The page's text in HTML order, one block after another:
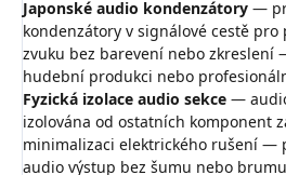
Japonské audio kondenzátory —
kondenzátory v signálové cestě
zvuku bez barevení nebo
hudební produkci nebo
Fyzická izolace audio sekce —
izolována od ostatních komponent
minimalizaci elektrického rušení —
audio výstup bez šumu nebo